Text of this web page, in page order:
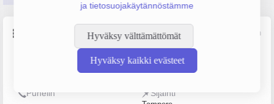
ja tietosuojakäytännöstämme
Hyväksy välttämättömät
Hyväksy kaikki evästeet
Lähde: YTJ, PRH, Traficom
Henkilöstömäärä
20–49
Puhelin Sijainti